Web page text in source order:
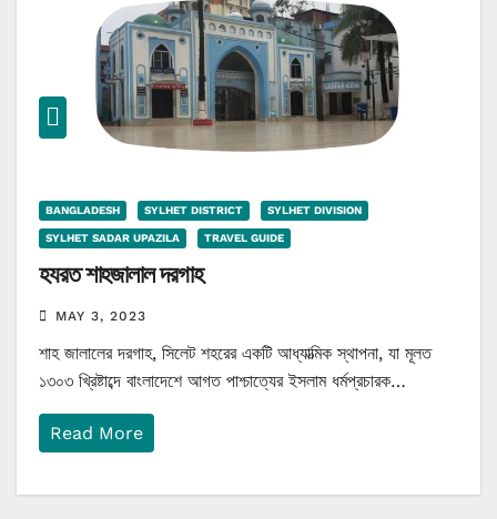
BANGLADESH SYLHET DISTRICT SYLHET DIVISION
SYLHET SADAR UPAZILA TRAVEL GUIDE
হযরত শাহজালাল দরগাহ
MAY 3, 2023
শাহ জালালের দরগাহ, সিলেট শহরের একটি আধ্যাত্মিক স্থাপনা, যা মূলত
১৩০৩ খ্রিষ্টাব্দে বাংলাদেশে আগত পাশ্চাত্যের ইসলাম ধর্মপ্রচারক…
Read More